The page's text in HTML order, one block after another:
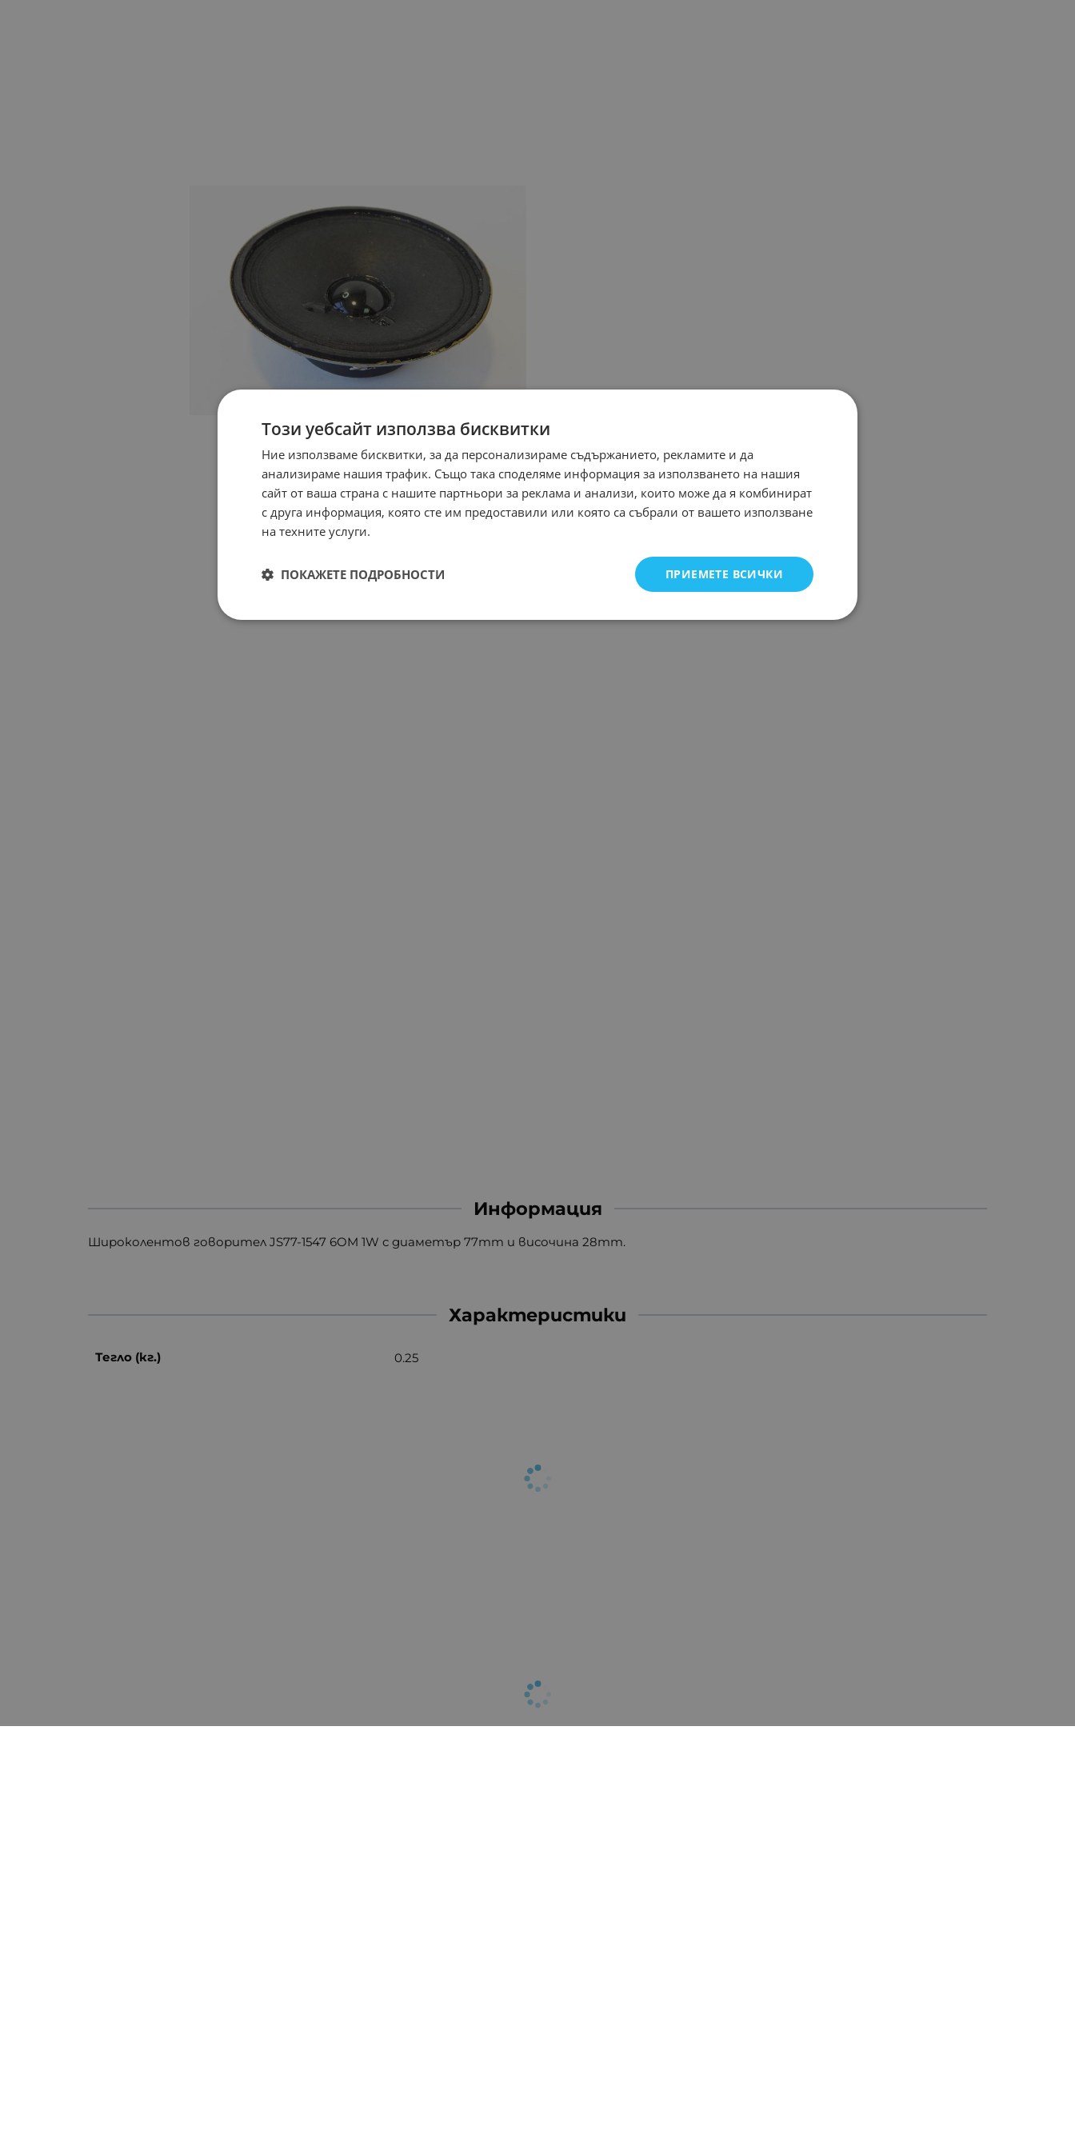
Информация
Широколентов говорител JS77-1547 6OM 1W с диаметър 77mm и височина 28mm.
Характеристики
Тегло (кг.) 0.25
Този уебсайт използва бисквитки
Ние използваме бисквитки, за да персонализираме съдържанието, рекламите и да
анализираме нашия трафик. Също така споделяме информация за използването на нашия
сайт от ваша страна с нашите партньори за реклама и анализи, които може да я комбинират
с друга информация, която сте им предоставили или която са събрали от вашето използване
на техните услуги.
ПРИЕМЕТЕ ВСИЧКИ
ПОКАЖЕТЕ ПОДРОБНОСТИ